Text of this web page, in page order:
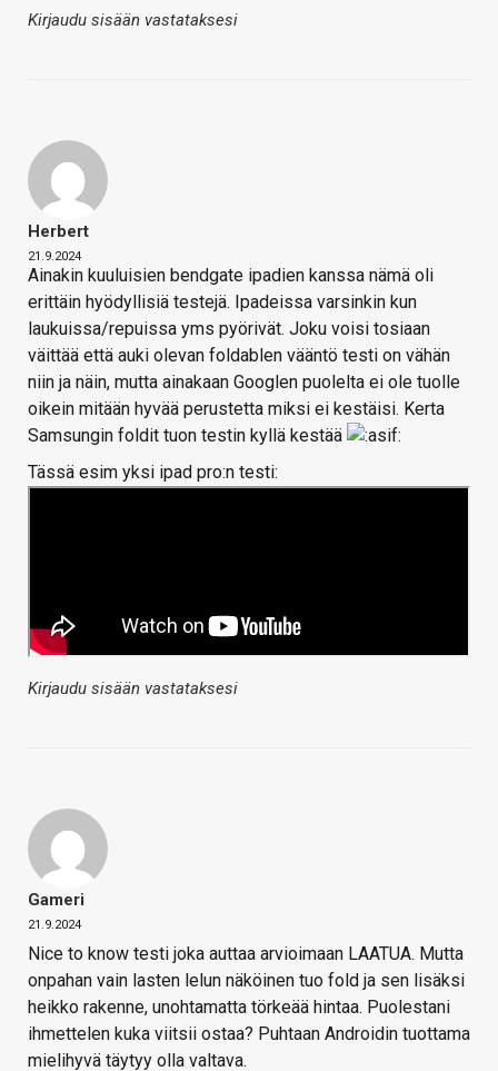
Kirjaudu sisään vastataksesi
Herbert
21.9.2024
Ainakin kuuluisien bendgate ipadien kanssa nämä oli
erittäin hyödyllisiä testejä. Ipadeissa varsinkin kun
laukuissa/repuissa yms pyörivät. Joku voisi tosiaan
väittää että auki olevan foldablen vääntö testi on vähän
niin ja näin, mutta ainakaan Googlen puolelta ei ole tuolle
oikein mitään hyvää perustetta miksi ei kestäisi. Kerta
Samsungin foldit tuon testin kyllä kestää
Tässä esim yksi ipad pro:n testi:
Kirjaudu sisään vastataksesi
Gameri
21.9.2024
Nice to know testi joka auttaa arvioimaan LAATUA. Mutta
onpahan vain lasten lelun näköinen tuo fold ja sen lisäksi
heikko rakenne, unohtamatta törkeää hintaa. Puolestani
ihmettelen kuka viitsii ostaa? Puhtaan Androidin tuottama
mielihyvä täytyy olla valtava.